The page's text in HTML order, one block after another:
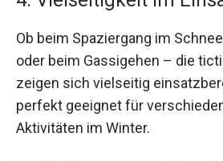
Ob beim Spaziergang im
oder beim Gassigehen – die
zeigen sich vielseitig
perfekt geeignet für
Aktivitäten im Winter.